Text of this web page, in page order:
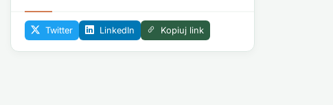
Twitter LinkedIn Kopiuj link